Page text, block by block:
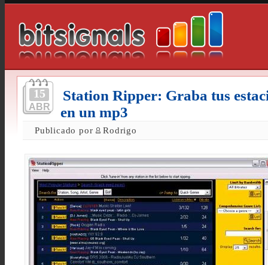
15
ABR
Station Ripper: Graba tus
en un mp3
Publicado por Rodrigo